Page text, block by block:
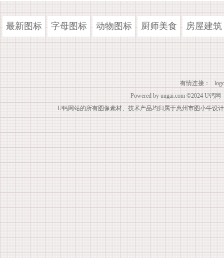
最新图标 字母图标 动物图标 厨师美食 房屋建筑
有情连接：
Powered by uugai.com ©2024 U钙网
U钙网站的所有图像素材、技术产品均归属于惠州市图小牛设